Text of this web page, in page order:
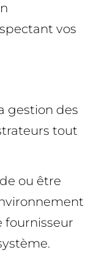
vos
gestion des
tout
ou être
fournisseur